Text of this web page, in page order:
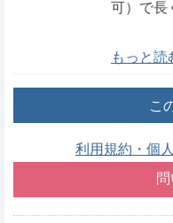
可）で長
もっと読
こ
利用規約・個